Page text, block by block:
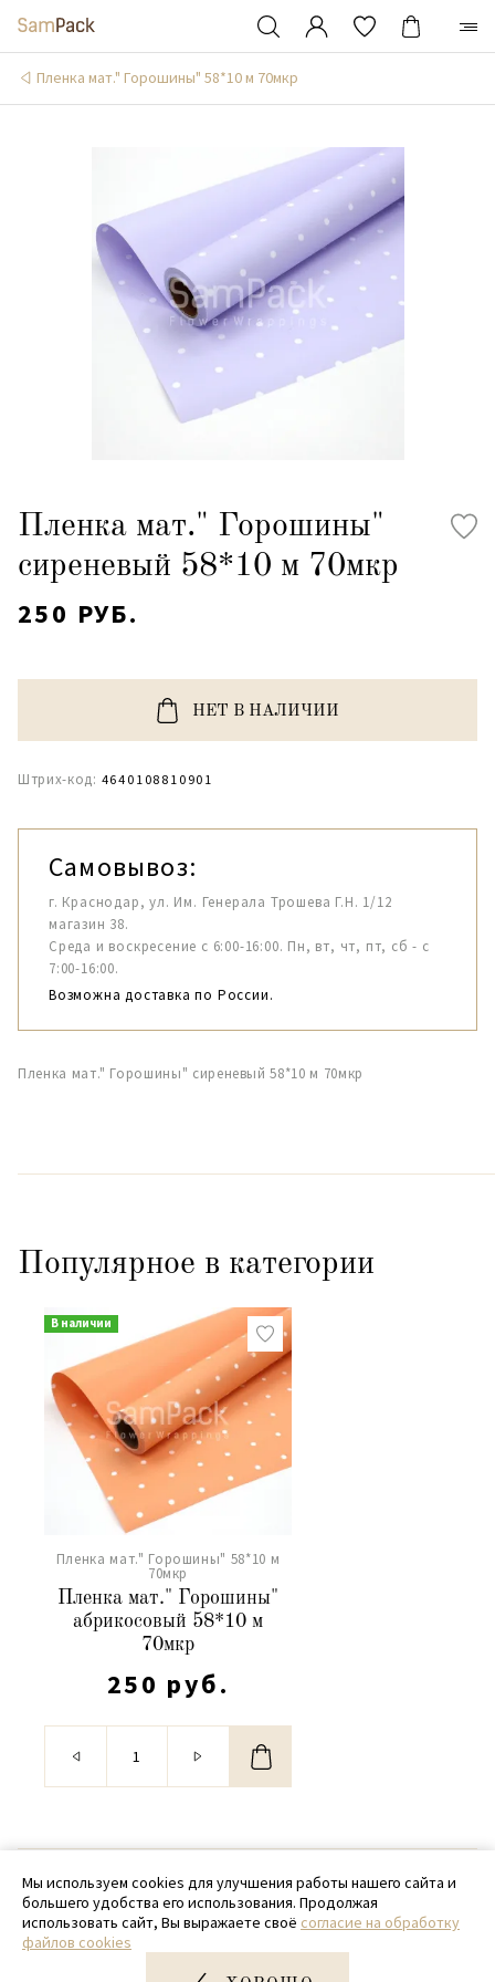
Пленка мат." Горошины" 58*10 м 70мкр
Пленка мат." Горошины"
сиреневый 58*10 м 70мкр
250 РУБ.
НЕТ В НАЛИЧИИ
Штрих-код: 4640108810901
Самовывоз:
г. Краснодар, ул. Им. Генерала Трошева Г.Н. 1/12
магазин 38.
Среда и воскресение с 6:00-16:00. Пн, вт, чт, пт, сб - с
7:00-16:00.
Возможна доставка по России.
Пленка мат." Горошины" сиреневый 58*10 м 70мкр
Популярное в категории
В наличии
Пленка мат." Горошины" 58*10 м
70мкр
Пленка мат." Горошины"
абрикосовый 58*10 м
70мкр
250 руб.
© 2020 - 2026 SamPack
+ 7 (918) 699-97-87
zakaz@sampack.store
Мы используем cookies для улучшения работы нашего сайта и
большего удобства его использования. Продолжая
использовать сайт, Вы выражаете своё согласие на обработку
файлов cookies